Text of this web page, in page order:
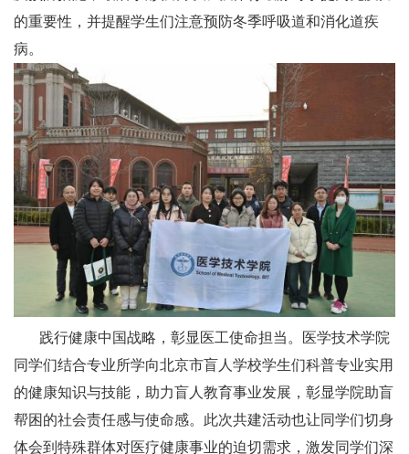
的重要性，并提醒学生们注意预防冬季呼吸道和消化道疾
病。
践行健康中国战略，彰显医工使命担当。医学技术学院
同学们结合专业所学向北京市盲人学校学生们科普专业实用
的健康知识与技能，助力盲人教育事业发展，彰显学院助盲
帮困的社会责任感与使命感。此次共建活动也让同学们切身
体会到特殊群体对医疗健康事业的迫切需求，激发同学们深